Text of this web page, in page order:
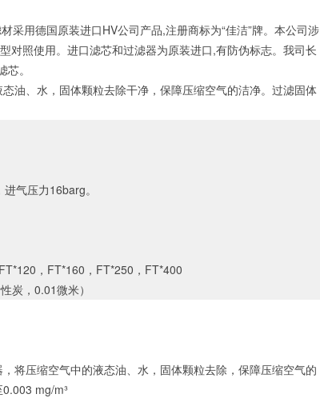
采用德国原装进口HV公司产品,注册商标为“佳洁”牌。本公司涉
对照使用。进口滤芯和过滤器为原装进口,有防伪标志。我司长
。
油、水，固体颗粒去除干净，保障压缩空气的洁净。过滤固体
气压力16barg。
，FT*160，FT*250，FT*400
炭，0.01微米）
将压缩空气中的液态油、水，固体颗粒去除，保障压缩空气的
mg/m³